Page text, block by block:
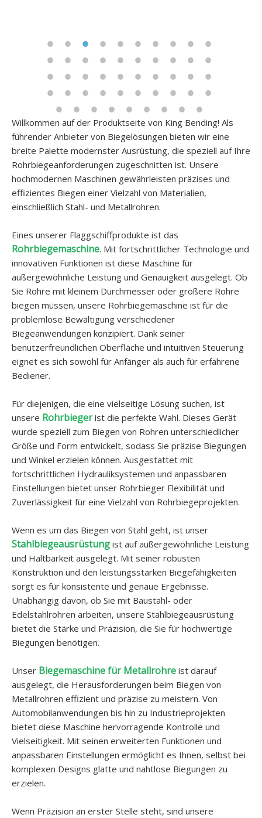
Willkommen auf der Produktseite von King Bending! Als
führender Anbieter von Biegelösungen bieten wir eine
breite Palette modernster Ausrüstung, die speziell auf Ihre
Rohrbiegeanforderungen zugeschnitten ist. Unsere
hochmodernen Maschinen gewährleisten präzises und
effizientes Biegen einer Vielzahl von Materialien,
einschließlich Stahl- und Metallrohren.
Eines unserer Flaggschiffprodukte ist das
Rohrbiegemaschine. Mit fortschrittlicher Technologie und
innovativen Funktionen ist diese Maschine für
außergewöhnliche Leistung und Genauigkeit ausgelegt. Ob
Sie Rohre mit kleinem Durchmesser oder größere Rohre
biegen müssen, unsere Rohrbiegemaschine ist für die
problemlose Bewältigung verschiedener
Biegeanwendungen konzipiert. Dank seiner
benutzerfreundlichen Oberfläche und intuitiven Steuerung
eignet es sich sowohl für Anfänger als auch für erfahrene
Bediener.
Für diejenigen, die eine vielseitige Lösung suchen, ist
unsere Rohrbiegerist die perfekte Wahl. Dieses Gerät
wurde speziell zum Biegen von Rohren unterschiedlicher
Größe und Form entwickelt, sodass Sie präzise Biegungen
und Winkel erzielen können. Ausgestattet mit
fortschrittlichen Hydrauliksystemen und anpassbaren
Einstellungen bietet unser Rohrbieger Flexibilität und
Zuverlässigkeit für eine Vielzahl von Rohrbiegeprojekten.
Wenn es um das Biegen von Stahl geht, ist unser
Stahlbiegeausrüstung ist auf außergewöhnliche Leistung
und Haltbarkeit ausgelegt. Mit seiner robusten
Konstruktion und den leistungsstarken Biegefähigkeiten
sorgt es für konsistente und genaue Ergebnisse.
Unabhängig davon, ob Sie mit Baustahl- oder
Edelstahlrohren arbeiten, unsere Stahlbiegeausrüstung
bietet die Stärke und Präzision, die Sie für hochwertige
Biegungen benötigen.
Unser Biegemaschine für Metallrohre ist darauf
ausgelegt, die Herausforderungen beim Biegen von
Metallrohren effizient und präzise zu meistern. Von
Automobilanwendungen bis hin zu Industrieprojekten
bietet diese Maschine hervorragende Kontrolle und
Vielseitigkeit. Mit seinen erweiterten Funktionen und
anpassbaren Einstellungen ermöglicht es Ihnen, selbst bei
komplexen Designs glatte und nahtlose Biegungen zu
erzielen.
Wenn Präzision an erster Stelle steht, sind unsere